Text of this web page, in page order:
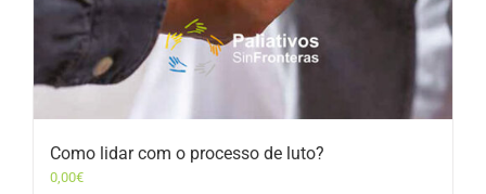
Como lidar com o processo de luto?
0,00€